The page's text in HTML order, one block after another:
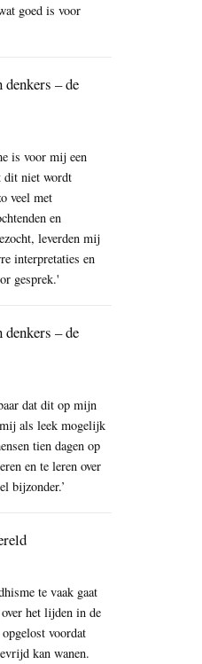
goed is voor
denkers – de
is voor mij een
dit niet wordt
veel met
en
leverden mij
interpretaties en
gesprek.'
denkers – de
dat dit op mijn
als leek mogelijk
tien dagen op
en te leren over
bijzonder.’
te vaak gaat
het lijden in de
voordat
kan wanen.